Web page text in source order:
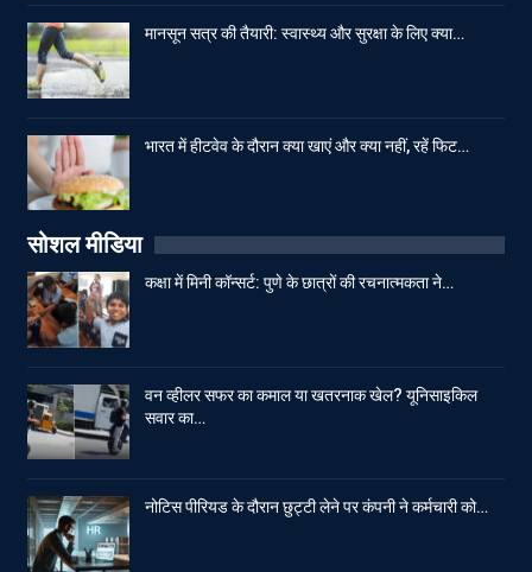
मानसून सत्र की तैयारी: स्वास्थ्य और सुरक्षा के लिए क्या…
भारत में हीटवेव के दौरान क्या खाएं और क्या नहीं, रहें फिट…
सोशल मीडिया
कक्षा में मिनी कॉन्सर्ट: पुणे के छात्रों की रचनात्मकता ने…
वन व्हीलर सफर का कमाल या खतरनाक खेल? यूनिसाइकिल
सवार का…
नोटिस पीरियड के दौरान छुट्टी लेने पर कंपनी ने कर्मचारी को…